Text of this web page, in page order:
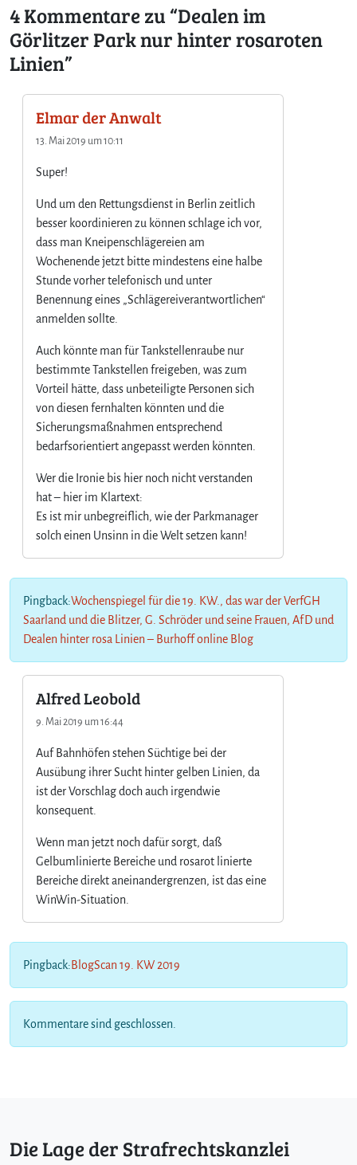
4 Kommentare zu “Dealen im
Görlitzer Park nur hinter rosaroten
Linien”
Elmar der Anwalt
13. Mai 2019 um 10:11
Super!
Und um den Rettungsdienst in Berlin zeitlich
besser koordinieren zu können schlage ich vor,
dass man Kneipenschlägereien am
Wochenende jetzt bitte mindestens eine halbe
Stunde vorher telefonisch und unter
Benennung eines „Schlägereiverantwortlichen“
anmelden sollte.
Auch könnte man für Tankstellenraube nur
bestimmte Tankstellen freigeben, was zum
Vorteil hätte, dass unbeteiligte Personen sich
von diesen fernhalten könnten und die
Sicherungsmaßnahmen entsprechend
bedarfsorientiert angepasst werden könnten.
Wer die Ironie bis hier noch nicht verstanden
hat – hier im Klartext:
Es ist mir unbegreiflich, wie der Parkmanager
solch einen Unsinn in die Welt setzen kann!
Pingback:Wochenspiegel für die 19. KW., das war der VerfGH
Saarland und die Blitzer, G. Schröder und seine Frauen, AfD und
Dealen hinter rosa Linien – Burhoff online Blog
Alfred Leobold
9. Mai 2019 um 16:44
Auf Bahnhöfen stehen Süchtige bei der
Ausübung ihrer Sucht hinter gelben Linien, da
ist der Vorschlag doch auch irgendwie
konsequent.
Wenn man jetzt noch dafür sorgt, daß
Gelbumlinierte Bereiche und rosarot linierte
Bereiche direkt aneinandergrenzen, ist das eine
WinWin-Situation.
Pingback:BlogScan 19. KW 2019
Kommentare sind geschlossen.
Die Lage der Strafrechtskanzlei